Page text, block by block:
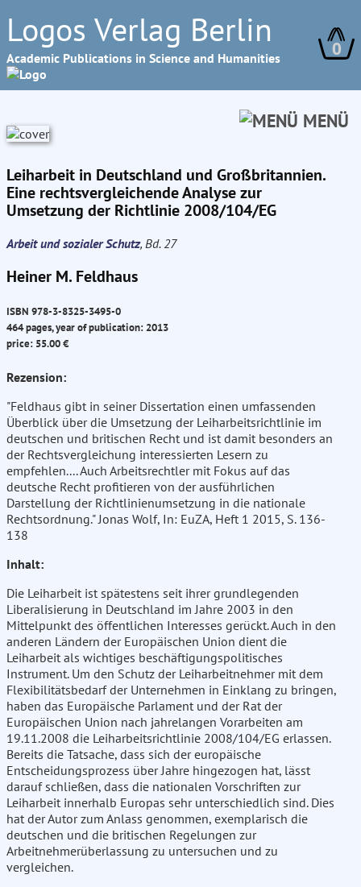
Logos Verlag Berlin
Academic Publications in Science and Humanities 0
MENÜ
Leiharbeit in Deutschland und Großbritannien.
Eine rechtsvergleichende Analyse zur
Umsetzung der Richtlinie 2008/104/EG
Arbeit und sozialer Schutz, Bd. 27
Heiner M. Feldhaus
ISBN 978-3-8325-3495-0
464 pages, year of publication: 2013
price: 55.00 €
Rezension:
"Feldhaus gibt in seiner Dissertation einen umfassenden
Überblick über die Umsetzung der Leiharbeitsrichtlinie im
deutschen und britischen Recht und ist damit besonders an
der Rechtsvergleichung interessierten Lesern zu
empfehlen.... Auch Arbeitsrechtler mit Fokus auf das
deutsche Recht profitieren von der ausführlichen
Darstellung der Richtlinienumsetzung in die nationale
Rechtsordnung." Jonas Wolf, In: EuZA, Heft 1 2015, S. 136-
138
Inhalt:
Die Leiharbeit ist spätestens seit ihrer grundlegenden
Liberalisierung in Deutschland im Jahre 2003 in den
Mittelpunkt des öffentlichen Interesses gerückt. Auch in den
anderen Ländern der Europäischen Union dient die
Leiharbeit als wichtiges beschäftigungspolitisches
Instrument. Um den Schutz der Leiharbeitnehmer mit dem
Flexibilitätsbedarf der Unternehmen in Einklang zu bringen,
haben das Europäische Parlament und der Rat der
Europäischen Union nach jahrelangen Vorarbeiten am
19.11.2008 die Leiharbeitsrichtlinie 2008/104/EG erlassen.
Bereits die Tatsache, dass sich der europäische
Entscheidungsprozess über Jahre hingezogen hat, lässt
darauf schließen, dass die nationalen Vorschriften zur
Leiharbeit innerhalb Europas sehr unterschiedlich sind. Dies
hat der Autor zum Anlass genommen, exemplarisch die
deutschen und die britischen Regelungen zur
Arbeitnehmerüberlassung zu untersuchen und zu
vergleichen.